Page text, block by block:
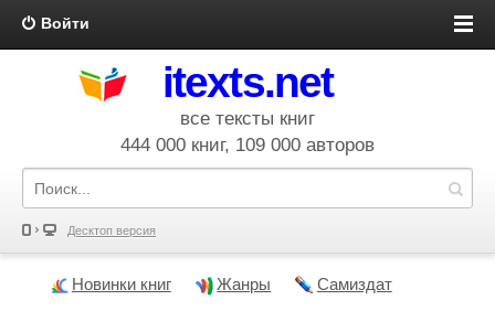
Войти
itexts.net
все тексты книг
444 000 книг, 109 000 авторов
Десктоп версия
Новинки книг Жанры Самиздат